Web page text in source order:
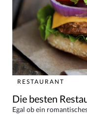
RESTAURANT
Die besten
Egal ob ein